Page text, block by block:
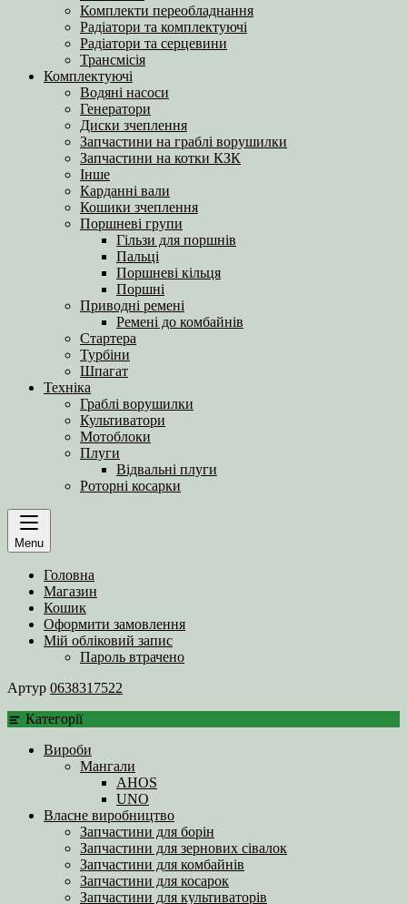
Комплекти переобладнання
Радіатори та комплектуючі
Радіатори та серцевини
Трансмісія
Комплектуючі
Водяні насоси
Генератори
Диски зчеплення
Запчастини на граблі ворушилки
Запчастини на котки КЗК
Інше
Карданні вали
Кошики зчеплення
Поршневі групи
Гільзи для поршнів
Пальці
Поршневі кільця
Поршні
Приводні ремені
Ремені до комбайнів
Стартера
Турбіни
Шпагат
Техніка
Граблі ворушилки
Культиватори
Мотоблоки
Плуги
Відвальні плуги
Роторні косарки
Menu
Головна
Магазин
Кошик
Оформити замовлення
Мій обліковий запис
Пароль втрачено
Артур 0638317522
Категорії
Вироби
Мангали
AHOS
UNO
Власне виробництво
Запчастини для борін
Запчастини для зернових сівалок
Запчастини для комбайнів
Запчастини для косарок
Запчастини для культиваторів